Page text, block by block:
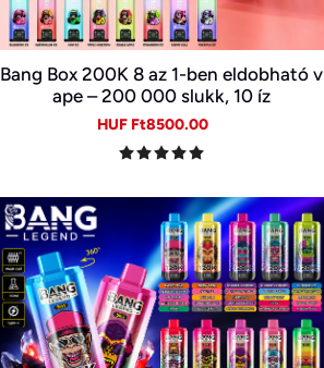
Bang Box 200K 8 az 1-ben eldobható v
ape – 200 000 slukk, 10 íz
Sale
HUF Ft8500.00